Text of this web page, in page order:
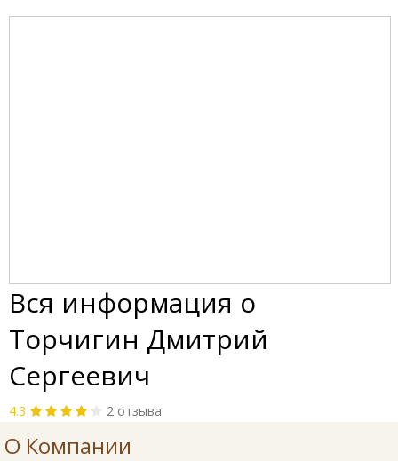
Вся информация о
Торчигин Дмитрий
Сергеевич
4.3 2 отзыва
О Компании